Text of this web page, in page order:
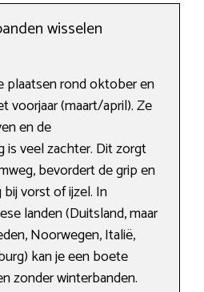
wisselen
plaatsen rond oktober en
voorjaar (maart/april). Ze
en de
is veel zachter. Dit zorgt
bevordert de grip en
bij vorst of ijzel. In
landen (Duitsland, maar
Noorwegen, Italië,
kan je een boete
zonder winterbanden.